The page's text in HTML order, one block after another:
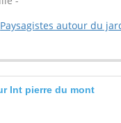
Paysagistes autour du
Int pierre du mont